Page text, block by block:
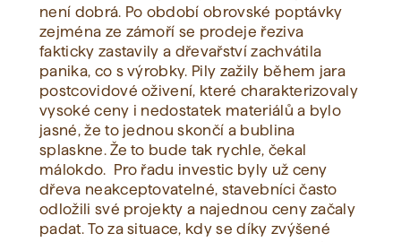
není dobrá. Po období obrovské poptávky
zejména ze zámoří se prodeje řeziva
fakticky zastavily a dřevařství zachvátila
panika, co s výrobky. Pily zažily během jara
postcovidové oživení, které charakterizovaly
vysoké ceny i nedostatek materiálů a bylo
jasné, že to jednou skončí a bublina
splaskne. Že to bude tak rychle, čekal
málokdo. Pro řadu investic byly už ceny
dřeva neakceptovatelné, stavebníci často
odložili své projekty a najednou ceny začaly
padat. To za situace, kdy se díky zvýšené